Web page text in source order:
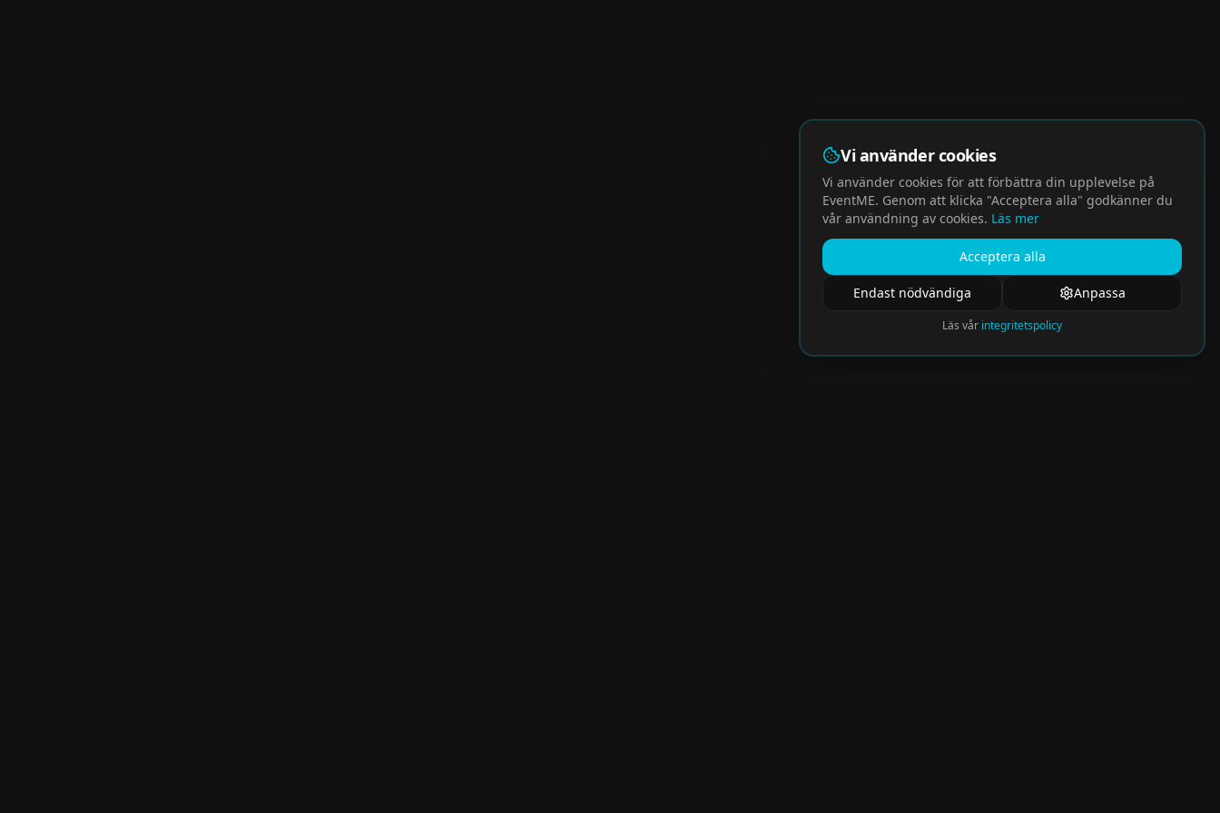
Vi använder cookies
Vi använder cookies för att förbättra din upplevelse på
EventME. Genom att klicka "Acceptera alla" godkänner du
vår användning av cookies. Läs mer
Acceptera alla
Endast nödvändiga Anpassa
Läs vår integritetspolicy